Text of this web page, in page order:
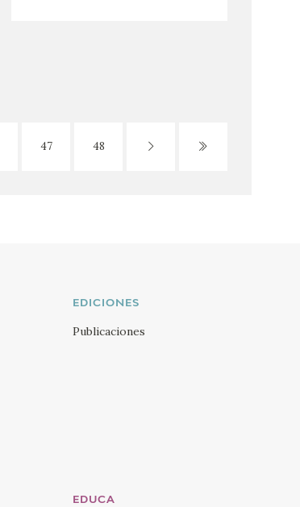
47 48
EDICIONES
Publicaciones
EDUCA